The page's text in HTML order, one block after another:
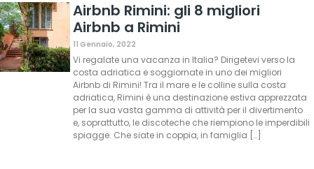
Airbnb Rimini: gli 8 migliori
Airbnb a Rimini
11 Gennaio, 2022
Vi regalate una vacanza in Italia? Dirigetevi verso la
costa adriatica e soggiornate in uno dei migliori
Airbnb di Rimini! Tra il mare e le colline sulla costa
adriatica, Rimini è una destinazione estiva apprezzata
per la sua vasta gamma di attività per il divertimento
e, soprattutto, le discoteche che riempiono le imperdibili
spiagge. Che siate in coppia, in famiglia […]